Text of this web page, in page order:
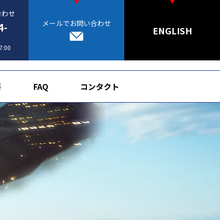
せ
メールでお問い合わせ
ENGLISH
FAQ コンタクト